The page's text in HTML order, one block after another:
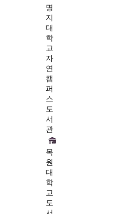
명
지
대
학
교
자
연
캠
퍼
스
도
서
관
목
원
대
학
교
도